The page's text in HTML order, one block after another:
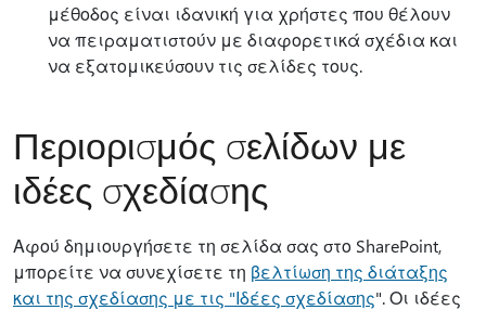
μέθοδος είναι ιδανική για χρήστες που θέλουν
να πειραματιστούν με διαφορετικά σχέδια και
να εξατομικεύσουν τις σελίδες τους.
Περιορισμός σελίδων με
ιδέες σχεδίασης
Αφού δημιουργήσετε τη σελίδα σας στο SharePoint,
μπορείτε να συνεχίσετε τη βελτίωση της διάταξης
και της σχεδίασης με τις "Ιδέες σχεδίασης". Οι ιδέες